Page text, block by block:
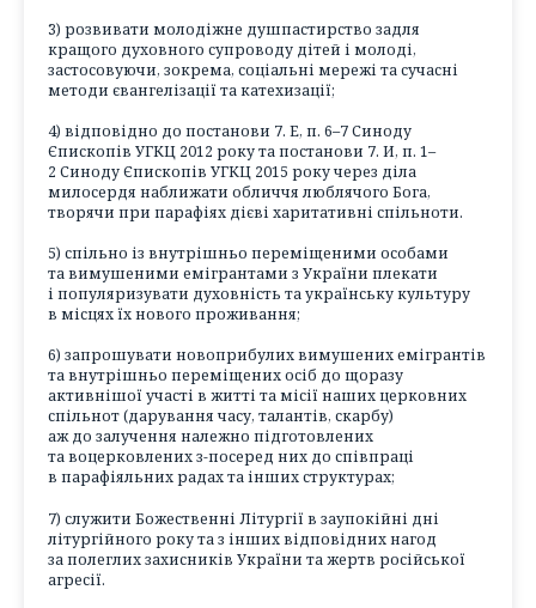
3) розвивати молодіжне душпастирство задля
кращого духовного супроводу дітей і молоді,
застосовуючи, зокрема, соціальні мережі та сучасні
методи євангелізації та катехизації;
4) відповідно до постанови 7. Е, п. 6–7 Синоду
Єпископів УГКЦ 2012 року та постанови 7. И, п. 1–
2 Синоду Єпископів УГКЦ 2015 року через діла
милосердя наближати обличчя люблячого Бога,
творячи при парафіях дієві харитативні спільноти.
5) спільно із внутрішньо переміщеними особами
та вимушеними емігрантами з України плекати
і популяризувати духовність та українську культуру
в місцях їх нового проживання;
6) запрошувати новоприбулих вимушених емігрантів
та внутрішньо переміщених осіб до щоразу
активнішої участі в житті та місії наших церковних
спільнот (дарування часу, талантів, скарбу)
аж до залучення належно підготовлених
та воцерковлених з-посеред них до співпраці
в парафіяльних радах та інших структурах;
7) служити Божественні Літургії в заупокійні дні
літургійного року та з інших відповідних нагод
за полеглих захисників України та жертв російської
агресії.